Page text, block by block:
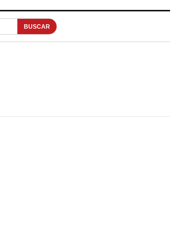
BUSCAR